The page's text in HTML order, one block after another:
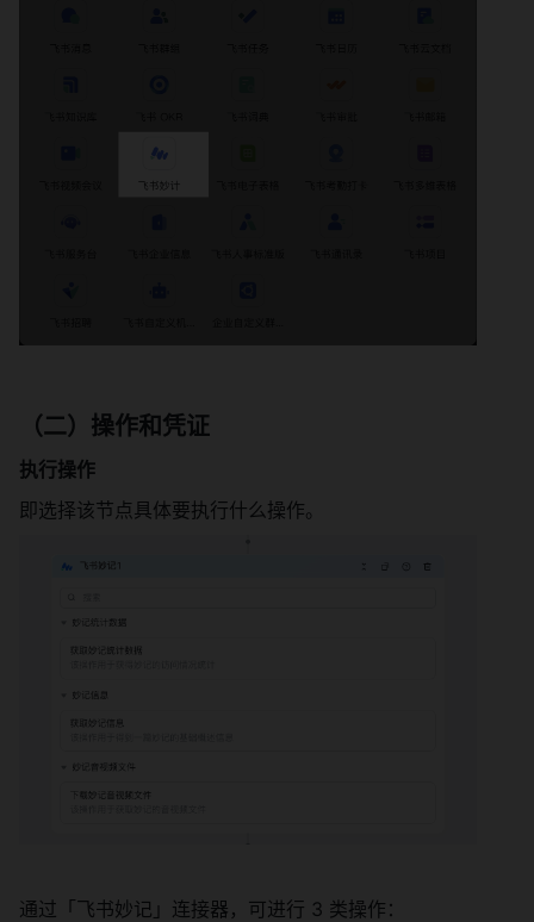
（二）操作和凭证
执行操作
即选择该节点具体要执行什么操作。
通过「飞书妙记」连接器，可进行 3 类操作：